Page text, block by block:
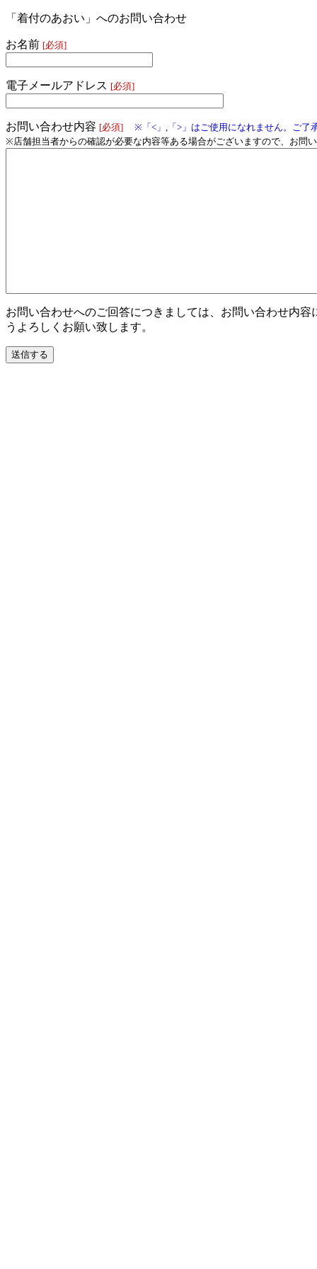
「着付のあおい」へのお問い合わせ
お名前 [必須]
電子メールアドレス [必須]
お問い合わせ内容 [必須]
※「<」,「>」はご使用になれません。ご了
※店舗担当者からの確認が必要な内容等ある場合がございますので、お問
お問い合わせへのご回答につきましては、お問い合わせ内
うよろしくお願い致します。